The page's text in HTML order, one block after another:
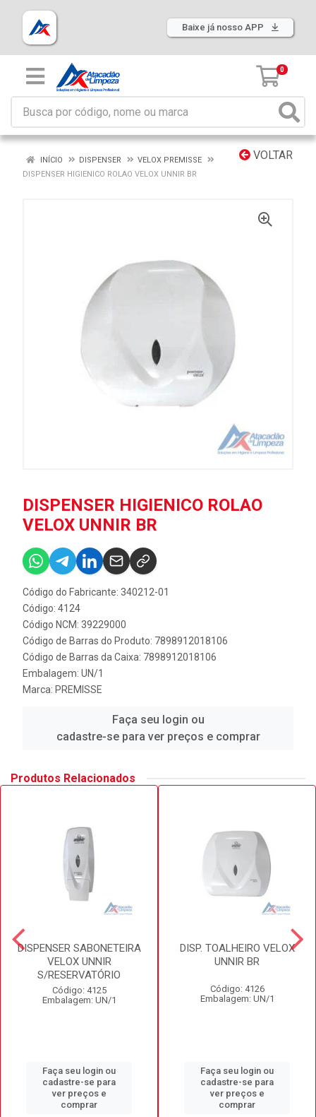
Baixe já nosso APP
0
VOLTAR
INÍCIO DISPENSER
VELOX PREMISSE
DISPENSER HIGIENICO ROLAO VELOX UNNIR BR
DISPENSER HIGIENICO ROLAO
VELOX UNNIR BR
Código do Fabricante: 340212-01
Código: 4124
Código NCM: 39229000
Código de Barras do Produto: 7898912018106
Código de Barras da Caixa: 7898912018106
Embalagem: UN/1
Marca: PREMISSE
Faça seu login ou
cadastre-se para ver preços e comprar
Produtos Relacionados
DISPENSER SABONETEIRA
VELOX UNNIR
S/RESERVATÓRIO
Código: 4125
Embalagem: UN/1
Faça seu login ou
cadastre-se para
ver preços e
comprar
DISP. TOALHEIRO VELOX
UNNIR BR
Código: 4126
Embalagem: UN/1
Faça seu login ou
cadastre-se para
ver preços e
comprar